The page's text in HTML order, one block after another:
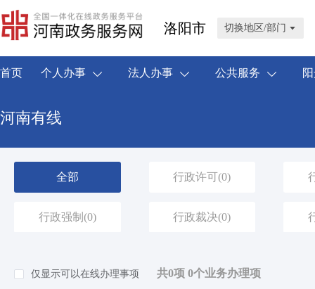
洛阳市 切换地区/部门
首页 个人办事 法人办事 公共服务
河南有线
全部 行政许可(0)
行政强制 (0) 行政裁决(0)
仅显示可以在线办理事项 共0项 0个业务办理项